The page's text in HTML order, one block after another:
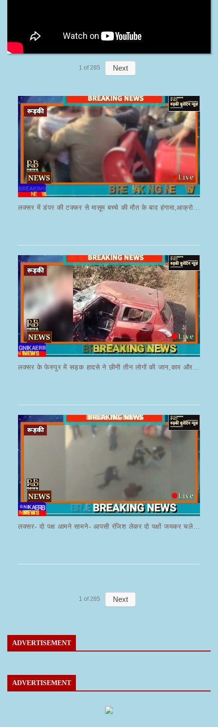
1 of 285 Next
लक्सर में डंपर की टक्कर से मासूम बच्चे की मौत के बाद हंगामा,आक्रोशित भीड़ ने डंपर चालक की करी पिटाई
लक्सर- दो पक्ष आमने सामने- आपसी रंजिश लेकर दो पक्षों जमकर चले लाठी डंडे का वीडियो जमकर हो रहा वायरल
1 of 285 Next
ADVERTISEMENT
ADVERTISEMENT